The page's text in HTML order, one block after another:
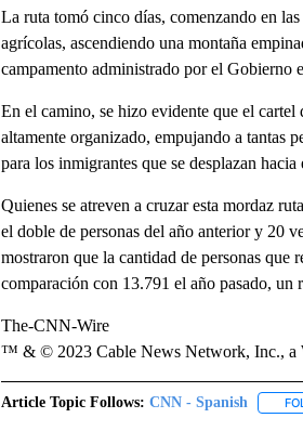
La ruta tomó cinco días, comenzando en
agrícolas, ascendiendo una montaña
campamento administrado por el Gobierno
En el camino, se hizo evidente que el
altamente organizado, empujando a tantas
para los inmigrantes que se desplazan
Quienes se atreven a cruzar esta mordaz
el doble de personas del año anterior y 20
mostraron que la cantidad de personas
comparación con 13.791 el año pasado, un
The-CNN-Wire
™ & © 2023 Cable News Network, Inc., a
Article Topic Follows: CNN - Spanish